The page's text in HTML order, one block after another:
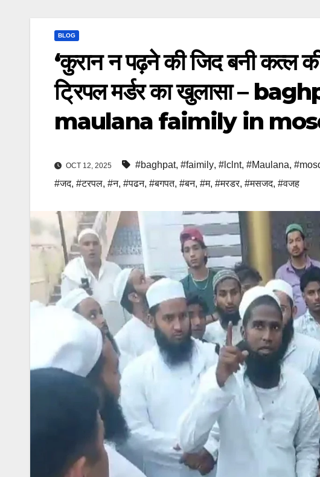
BLOG
‘कुरान न पढ़ने की जिद बनी कत्ल
ट्रिपल मर्डर का खुलासा –
maulana faimily in
OCT 12, 2025 #baghpat, #faimily, #lclnt, #Maulana,
#जद, #टरपल, #न, #पढन, #बगपत, #बन, #म, #मरडर, #मसजद, #वजह